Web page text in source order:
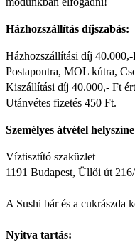
Házhozszállítás díjszabás:
Házhozszállítási díj
Postapontra, MOL kútra,
Kiszállítási díj 40.000,- Ft
Utánvétes fizetés 450 Ft.
Személyes átvétel
Víztisztító szaküzlet
1191 Budapest, Üllői út
A Sushi bár és a cukrászda
Nyitva tartás: